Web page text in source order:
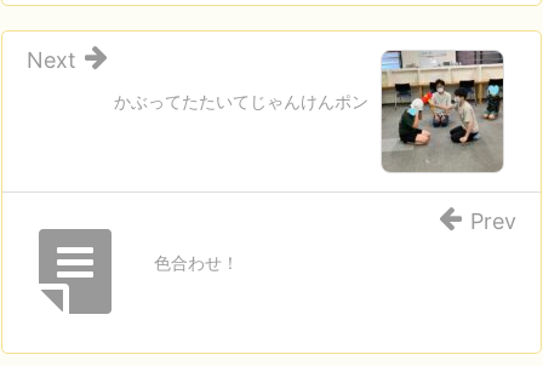
かぶってたたいてじゃんけんポン
Next
色合わせ！
Prev